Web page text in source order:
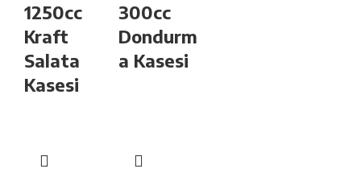
1250cc
Kraft
Salata
Kasesi
300cc
Dondurm
a Kasesi